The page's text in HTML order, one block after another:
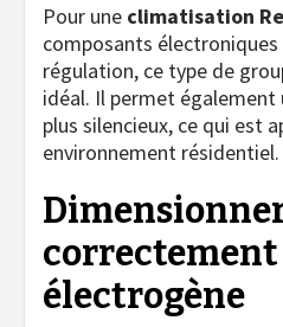
Pour une climatisation
composants
régulation, ce type de
idéal. Il permet
plus silencieux, ce qui est
environnement résidentiel.
correctement
électrogène